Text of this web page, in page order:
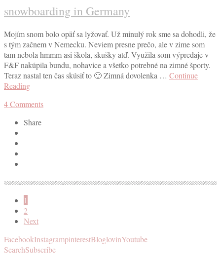
snowboarding in Germany
Mojím snom bolo opäť sa lyžovať. Už minulý rok sme sa dohodli, že
s tým začnem v Nemecku. Neviem presne prečo, ale v zime som
tam nebola hmmm asi škola, skušky atď. Využila som výpredaje v
F&F nakúpila bundu, nohavice a všetko potrebné na zimné športy.
Teraz nastal ten čas skúsiť to 🙂 Zimná dovolenka … Continue
Reading
4Comments
Share
1
2
Next
FacebookInstagrampinterestBloglovinYoutube
SearchSubscribe